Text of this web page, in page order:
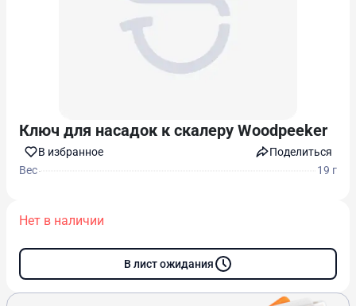
Ключ для насадок к скалеру Woodpeeker
В избранноe
Поделиться
Вес
19 г
Нет в наличии
В лист ожидания